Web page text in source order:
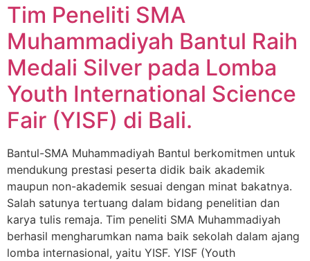
Tim Peneliti SMA
Muhammadiyah Bantul Raih
Medali Silver pada Lomba
Youth International Science
Fair (YISF) di Bali.
Bantul-SMA Muhammadiyah Bantul berkomitmen untuk
mendukung prestasi peserta didik baik akademik
maupun non-akademik sesuai dengan minat bakatnya.
Salah satunya tertuang dalam bidang penelitian dan
karya tulis remaja. Tim peneliti SMA Muhammadiyah
berhasil mengharumkan nama baik sekolah dalam ajang
lomba internasional, yaitu YISF. YISF (Youth